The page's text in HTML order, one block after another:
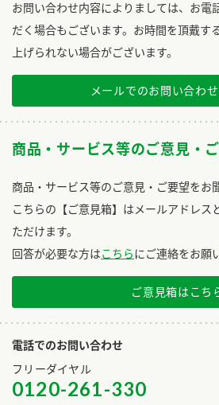
お問い合わせ内容によりましては、お電
だく場合もございます。お時間を頂戴す
上げられない場合がございます。
メールでのお問い合わ
商品・サービス等のご意見・
商品・サービス等のご意見・ご要望をお
こちらの【ご意見箱】はメールアドレス
ただけます。
回答が必要な方はこちらにご連絡をお願
ご意見箱はこち
電話でのお問い合わせ
フリーダイヤル
0120-261-330